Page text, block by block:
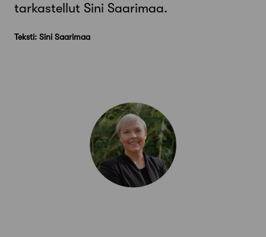
tarkastellut Sini Saarimaa.
Teksti: Sini Saarimaa